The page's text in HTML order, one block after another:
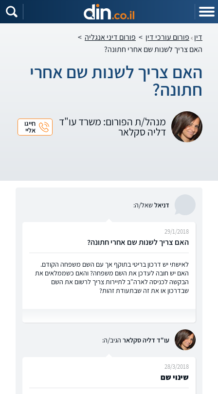
דין פורום עורכי דין > פורום דיני אנגליה >
האם צריך לשנות שם אחרי חתונה?
האם צריך לשנות שם אחרי
חתונה?
מנהל/ת הפורום: משרד עו"ד
דליה סקלאר
חייגו
אליי
דניאלשאל/ה:
האם צריך לשנות שם אחרי חתונה?
29/1/2018
לאישתי יש דרכון בריטי בתוקף אך עם השם משפחה הקודם.
האם יש חובה לעדכן את השם משפחה? והאם כשממלאים את
הבקשה לכניסה לארה"ב לתיירות צריך לרשום את השם
שבדרכון או את זה שבתעודת זהות?
עו"ד דליה סקלאר הגיב/ה:
שינוי שם
28/3/2018